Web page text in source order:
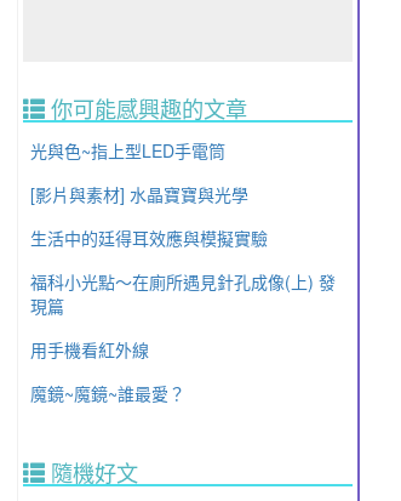
你可能感興趣的文章
光與色~指上型LED手電筒
[影片與素材] 水晶寶寶與光學
生活中的廷得耳效應與模擬實驗
福科小光點～在廁所遇見針孔成像(上) 發
現篇
用手機看紅外線
魔鏡~魔鏡~誰最愛？
隨機好文